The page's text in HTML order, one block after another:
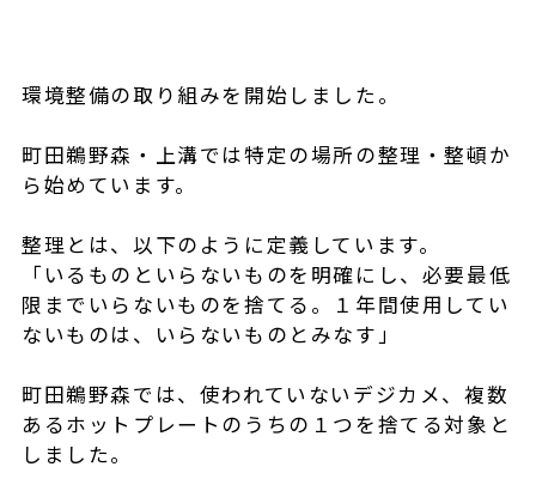
環境整備の取り組みを開始しました。
町田鵜野森・上溝では特定の場所の整理・整頓か
ら始めています。
整理とは、以下のように定義しています。
「いるものといらないものを明確にし、必要最低
限までいらないものを捨てる。１年間使用してい
ないものは、いらないものとみなす」
町田鵜野森では、使われていないデジカメ、複数
あるホットプレートのうちの１つを捨てる対象と
しました。